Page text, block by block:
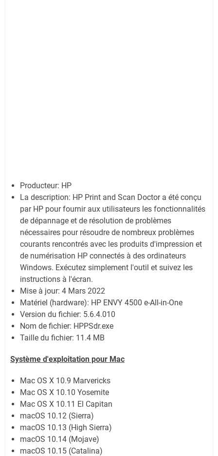
Producteur: HP
La description: HP Print and Scan Doctor a été conçu
par HP pour fournir aux utilisateurs les fonctionnalités
de dépannage et de résolution de problèmes
nécessaires pour résoudre de nombreux problèmes
courants rencontrés avec les produits d'impression et
de numérisation HP connectés à des ordinateurs
Windows. Exécutez simplement l'outil et suivez les
instructions à l'écran.
Mise à jour: 4 Mars 2022
Matériel (hardware): HP ENVY 4500 e-All-in-One
Version du fichier: 5.6.4.010
Nom de fichier: HPPSdr.exe
Taille du fichier: 11.4 MB
Système d'exploitation pour Mac
Mac OS X 10.9 Marvericks
Mac OS X 10.10 Yosemite
Mac OS X 10.11 El Capitan
macOS 10.12 (Sierra)
macOS 10.13 (High Sierra)
macOS 10.14 (Mojave)
macOS 10.15 (Catalina)